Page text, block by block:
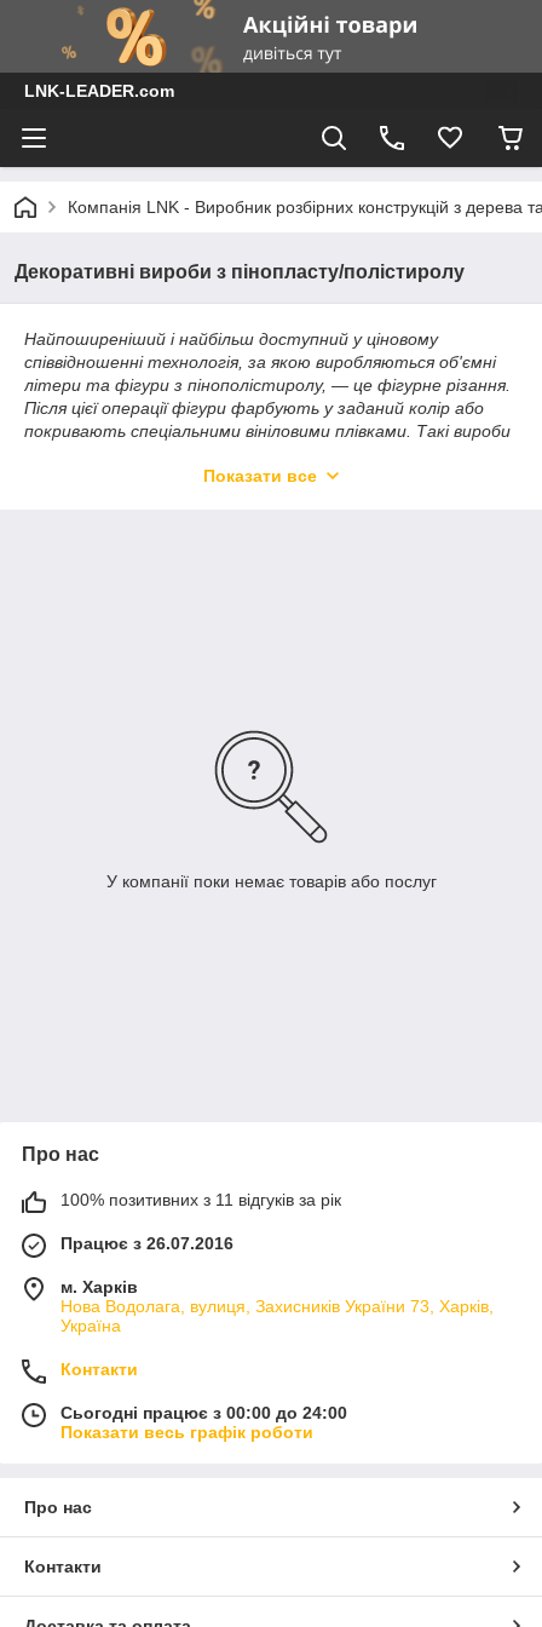
LNK-LEADER.com
Компанія LNK - Виробник розбірних конструкцій з дерева
Декоративні вироби з пінопласту/полістиролу
Найпоширеніший і найбільш доступний у ціновому
співвідношенні технологія, за якою виробляються об'ємні
літери та фігури з пінополістиролу, — це фігурне різання.
Після цієї операції фігури фарбують у заданий колір або
покривають спеціальними вініловими плівками. Такі вироби
клею, так і іншими способами. А різні типи зовнішньої
Показати все
У компанії поки немає товарів або послуг
Про нас
100% позитивних з 11 відгуків за рік
Працює з 26.07.2016
м. Харків
Нова Водолага, вулиця, Захисників України 73, Харків,
Україна
Контакти
Сьогодні працює з 00:00 до 24:00
Показати весь графік роботи
Про нас
Контакти